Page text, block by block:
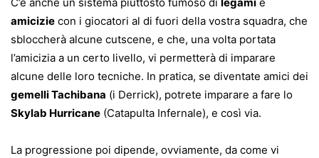
C’è anche un sistema piuttosto fumoso di legami e
amicizie con i giocatori al di fuori della vostra squadra, che
sbloccherà alcune cutscene, e che, una volta portata
l’amicizia a un certo livello, vi permetterà di imparare
alcune delle loro tecniche. In pratica, se diventate amici dei
gemelli Tachibana (i Derrick), potrete imparare a fare lo
Skylab Hurricane (Catapulta Infernale), e così via.
La progressione poi dipende, ovviamente, da come vi